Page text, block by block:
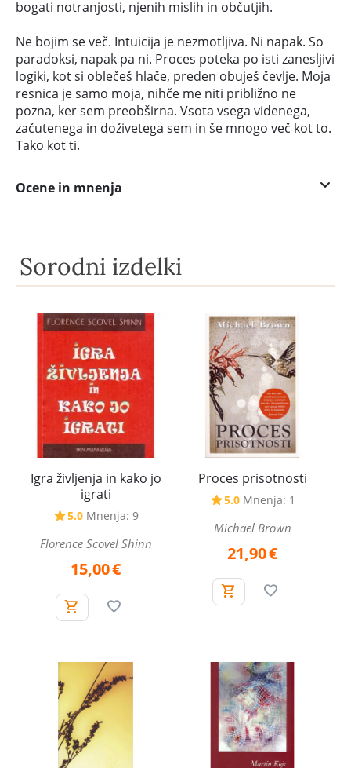
bogati notranjosti, njenih mislih in občutjih.
Ne bojim se več. Intuicija je nezmotljiva. Ni napak. So
paradoksi, napak pa ni. Proces poteka po isti zanesljivi
logiki, kot si oblečeš hlače, preden obuješ čevlje. Moja
resnica je samo moja, nihče me niti približno ne
pozna, ker sem preobširna. Vsota vsega videnega,
začutenega in doživetega sem in še mnogo več kot to.
Tako kot ti.
Ocene in mnenja
Sorodni izdelki
Igra življenja in kako jo
igrati
5.0 Mnenja: 9
Florence Scovel Shinn
15,00€
Proces prisotnosti
5.0 Mnenja: 1
Michael Brown
21,90€